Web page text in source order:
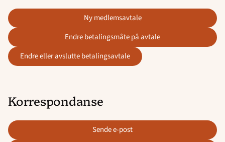
ny medlemsavtale
endre betalingsmåte på avtale
endre eller avslutte betalingsavtale
Korrespondanse
sende e-post